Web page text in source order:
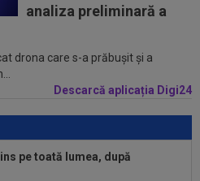
analiza preliminară a
drona care s-a prăbușit și a
Descarcă aplicația Digi24
tăcerea, după ce a
a...
lui Marius Șumudică la
și de două ori...
pe toată lumea, după